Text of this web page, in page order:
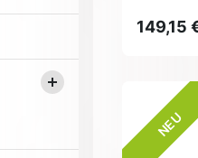
149,15
NEU